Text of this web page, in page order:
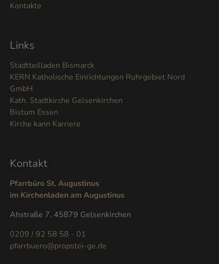
Kontakte
Links
Stadtteilladen Bismarck
KERN Katholische Einrichtungen Ruhrgebiet Nord
GmbH
Kath. Stadtkirche Gelsenkirchen
Bistum Essen
Kirche kann Karriere
Kontakt
Pfarrbüro St. Augustinus
im Kirchenladen am Augustinus
Ahstraße 7, 45879 Gelsenkirchen
0209 / 92 58 58 - 01
pfarrbuero@propstei-ge.de